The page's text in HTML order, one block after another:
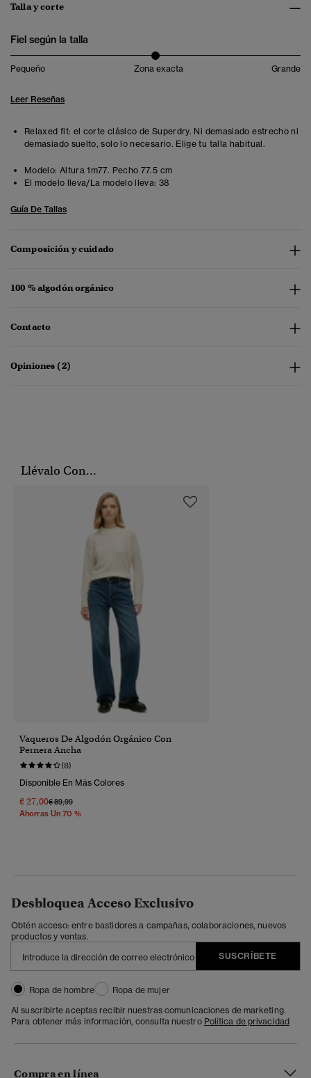
Talla y corte
Fiel según la talla
Pequeño Zona exacta Grande
Leer Reseñas
Relaxed fit: el corte clásico de Superdry. Ni demasiado estrecho ni
demasiado suelto, solo lo necesario. Elige tu talla habitual.
Modelo: Altura 1m77. Pecho 77.5 cm
El modelo lleva/La modelo lleva: 38
Guía De Tallas
Composición y cuidado
100 % algodón orgánico
Contacto
Opiniones (2)
Llévalo Con...
Vaqueros De Algodón Orgánico Con
Pernera Ancha
(8)
Disponible En Más Colores
€ 27,00Precio Rebajado De
€ 89,99A
Ahorras Un 70 %
Desbloquea Acceso Exclusivo
Obtén acceso: entre bastidores a campañas, colaboraciones, nuevos
productos y ventas.
SUSCRÍBETE
Ropa de hombre
Ropa de mujer
Al suscribirte aceptas recibir nuestras comunicaciones de marketing.
Para obtener más información, consulta nuestro Política de privacidad
Compra en línea